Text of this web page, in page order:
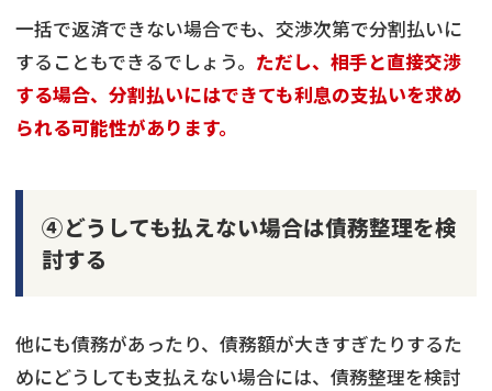
一括で返済できない場合でも、交渉次第で分割払いに
することもできるでしょう。 ただし、相手と直接交渉
する場合、分割払いにはできても利息の支払いを求め
られる可能性があります。
④どうしても払えない場合は債務整理を検
討する
他にも債務があったり、債務額が大きすぎたりするた
めにどうしても支払えない場合には、債務整理を検討